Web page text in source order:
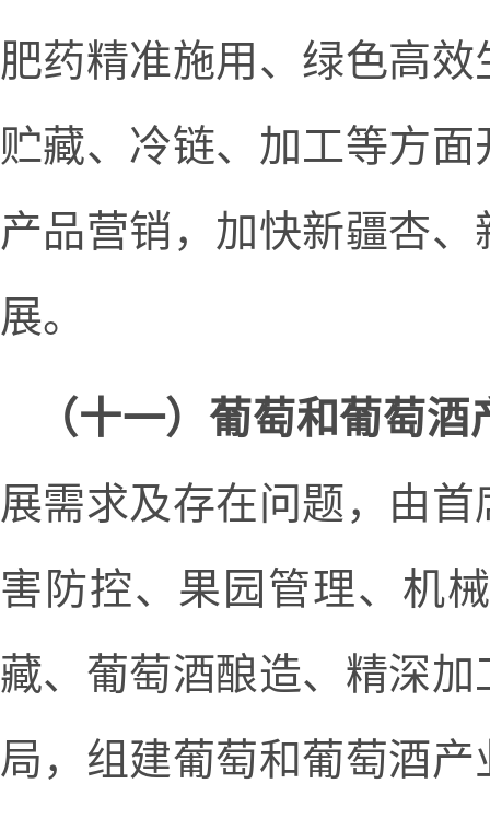
肥药精准施用、绿色高
贮藏、冷链、加工等方
产品营销，加快新疆杏
展。
（十一）葡萄和葡萄酒
展需求及存在问题，由
害防控、果园管理、机
藏、葡萄酒酿造、精深
局，组建葡萄和葡萄酒